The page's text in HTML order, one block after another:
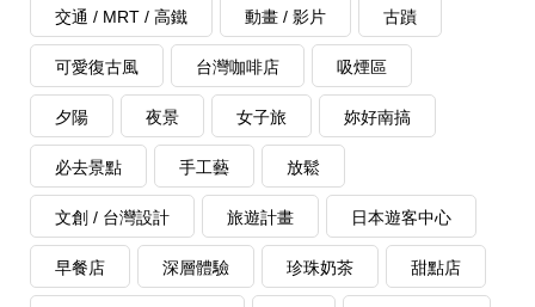
交通 / MRT / 高鐵 動畫 / 影片 古蹟
可愛復古風 台灣咖啡店 吸煙區
夕陽 夜景 女子旅 妳好南搞
必去景點 手工藝 放鬆
文創 / 台灣設計 旅遊計畫 日本遊客中心
早餐店 深層體驗 珍珠奶茶 甜點店